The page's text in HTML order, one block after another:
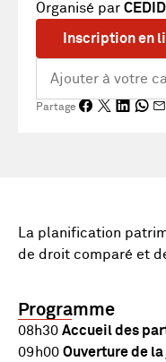
Organisé par
Inscription en
Partage
La planification
de droit comparé et
Programme
08h30 Accueil des
09h00 Ouverture de